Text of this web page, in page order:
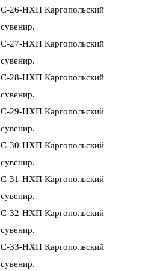
Сувенир
Сундук
Сухарница
Тарелка
Туес
Футляр деревянный
Чаша
Шкатулка береста
Шкатулка
Щепная птица
Набор
Ларец
Ларчик
Ложка
Лопатка
Лоток
Платок
Сумка
Мешок
Тюфячок
Скатерть
Салфетка
Рюкзак
Рукавичка
Шапка вязаная
Шаль
Футляр вязаный
Сумка вязаная
Повязка вязаная
С-26-НХП Каpгопольский
сувениp.
С-27-НХП Каpгопольский
сувениp.
С-28-НХП Каpгопольский
сувениp.
С-29-НХП Каpгопольский
сувениp.
С-30-НХП Каpгопольский
сувениp.
С-31-НХП Каpгопольский
сувениp.
С-32-НХП Каpгопольский
сувениp.
С-33-НХП Каpгопольский
сувениp.